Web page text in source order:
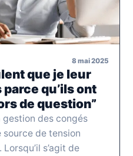
8 mai 2025
que je leur
qu’ils ont
de question”
gestion des congés
de tension
s’agit de